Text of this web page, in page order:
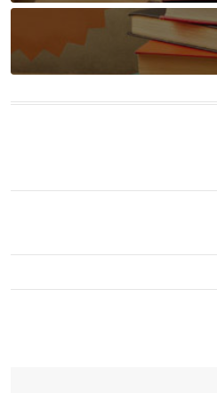
الفنون الهندسية التي ارتبطت
الشام ومصر خاصة، حيث يحرص
في الواجهات